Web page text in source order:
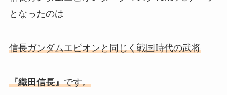
となったのは
信長ガンダムエピオンと同じく戦国時代の武将
『織田信長』です。